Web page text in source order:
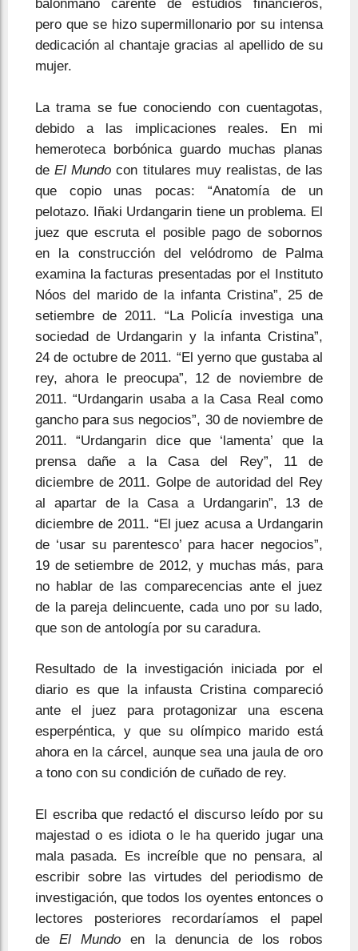
balonmano carente de estudios financieros,
pero que se hizo supermillonario por su intensa
dedicación al chantaje gracias al apellido de su
mujer.
La trama se fue conociendo con cuentagotas,
debido a las implicaciones reales. En mi
hemeroteca borbónica guardo muchas planas
deEl Mundocon titulares muy realistas, de las
que copio unas pocas: “Anatomía de un
pelotazo. Iñaki Urdangarin tiene un problema. El
juez que escruta el posible pago de sobornos
en la construcción del velódromo de Palma
examina la facturas presentadas por el Instituto
Nóos del marido de la infanta Cristina”, 25 de
setiembre de 2011. “La Policía investiga una
sociedad de Urdangarin y la infanta Cristina”,
24 de octubre de 2011. “El yerno que gustaba al
rey, ahora le preocupa”, 12 de noviembre de
2011. “Urdangarin usaba a la Casa Real como
gancho para sus negocios”, 30 de noviembre de
2011. “Urdangarin dice que ‘lamenta’ que la
prensa dañe a la Casa del Rey”, 11 de
diciembre de 2011. Golpe de autoridad del Rey
al apartar de la Casa a Urdangarin”, 13 de
diciembre de 2011. “El juez acusa a Urdangarin
de ‘usar su parentesco’ para hacer negocios”,
19 de setiembre de 2012, y muchas más, para
no hablar de las comparecencias ante el juez
de la pareja delincuente, cada uno por su lado,
que son de antología por su caradura.
Resultado de la investigación iniciada por el
diario es que la infausta Cristina compareció
ante el juez para protagonizar una escena
esperpéntica, y que su olímpico marido está
ahora en la cárcel, aunque sea una jaula de oro
a tono con su condición de cuñado de rey.
El escriba que redactó el discurso leído por su
majestad o es idiota o le ha querido jugar una
mala pasada. Es increíble que no pensara, al
escribir sobre las virtudes del periodismo de
investigación, que todos los oyentes entonces o
lectores posteriores recordaríamos el papel
deEl Mundoen la denuncia de los robos